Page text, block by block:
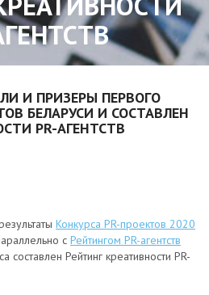
И ПРИЗЕРЫ ПЕРВОГО
БЕЛАРУСИ И СОСТАВЛЕН
PR-АГЕНТСТВ
Конкурса PR-проектов 2020
с Рейтингом PR-агентств
составлен Рейтинг креативности PR-